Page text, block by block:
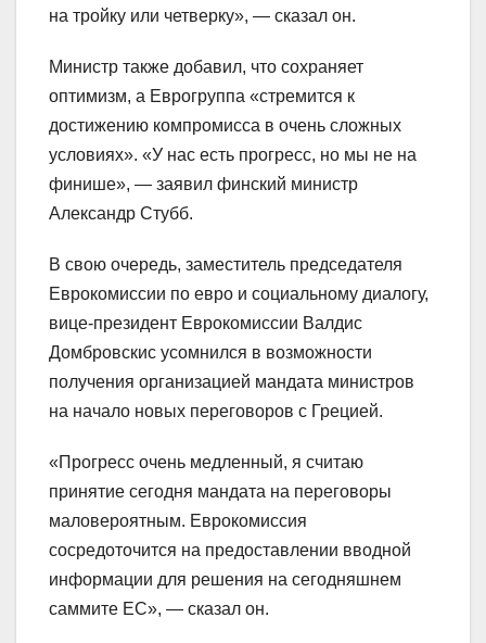
на тройку или четверку», — сказал он.
Министр также добавил, что сохраняет
оптимизм, а Еврогруппа «стремится к
достижению компромисса в очень сложных
условиях». «У нас есть прогресс, но мы не на
финише», — заявил финский министр
Александр Стубб.
В свою очередь, заместитель председателя
Еврокомиссии по евро и социальному диалогу,
вице-президент Еврокомиссии Валдис
Домбровскис усомнился в возможности
получения организацией мандата министров
на начало новых переговоров с Грецией.
«Прогресс очень медленный, я считаю
принятие сегодня мандата на переговоры
маловероятным. Еврокомиссия
сосредоточится на предоставлении вводной
информации для решения на сегодняшнем
саммите ЕС», — сказал он.